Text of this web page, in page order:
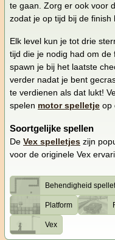
te gaan. Zorg er ook voor
zodat je op tijd bij de finish
Elk level kun je tot drie
tijd die je nodig had om de
spawn je bij het laatste
verder nadat je bent
te verdienen als dat lukt!
spelen motor spelletje op
Soortgelijke spellen
De Vex spelletjes zijn
voor de originele Vex
Behendigheid
Platform
Vex